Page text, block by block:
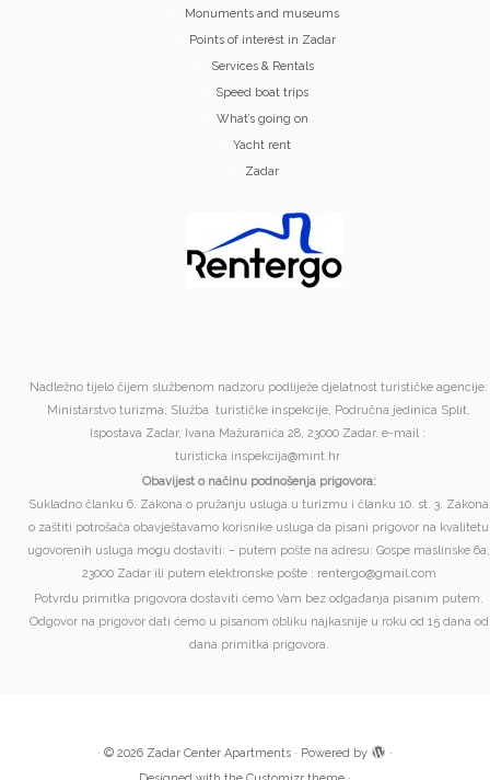
Monuments and museums
Points of interest in Zadar
Services & Rentals
Speed boat trips
What’s going on
Yacht rent
Zadar
Nadležno tijelo čijem službenom nadzoru podliježe djelatnost turističke agencije:
Ministarstvo turizma, Služba turističke inspekcije, Područna jedinica Split,
Ispostava Zadar, Ivana Mažuranića 28, 23000 Zadar. e-mail :
turisticka.inspekcija@mint.hr
Obavijest o načinu podnošenja prigovora:
Sukladno članku 6. Zakona o pružanju usluga u turizmu i članku 10. st. 3. Zakona
o zaštiti potrošača obavještavamo korisnike usluga da pisani prigovor na kvalitetu
ugovorenih usluga mogu dostaviti: – putem pošte na adresu: Gospe maslinske 6a,
23000 Zadar ili putem elektronske pošte : rentergo@gmail.com
Potvrdu primitka prigovora dostaviti ćemo Vam bez odgađanja pisanim putem.
Odgovor na prigovor dati ćemo u pisanom obliku najkasnije u roku od 15 dana od
dana primitka prigovora.
· © 2026 Zadar Center Apartments · Powered by
·